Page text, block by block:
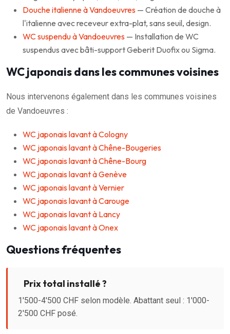
Douche italienne à Vandoeuvres — Création de douche à
l'italienne avec receveur extra-plat, sans seuil, design.
WC suspendu à Vandoeuvres — Installation de WC
suspendus avec bâti-support Geberit Duofix ou Sigma.
WC japonais dans les communes voisines
Nous intervenons également dans les communes voisines
de Vandoeuvres :
WC japonais lavant à Cologny
WC japonais lavant à Chêne-Bougeries
WC japonais lavant à Chêne-Bourg
WC japonais lavant à Genève
WC japonais lavant à Vernier
WC japonais lavant à Carouge
WC japonais lavant à Lancy
WC japonais lavant à Onex
Questions fréquentes
Prix total installé ?
1'500-4'500 CHF selon modèle. Abattant seul : 1'000-
2'500 CHF posé.